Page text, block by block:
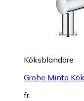
Köksblandare
Grohe Minta
fr.